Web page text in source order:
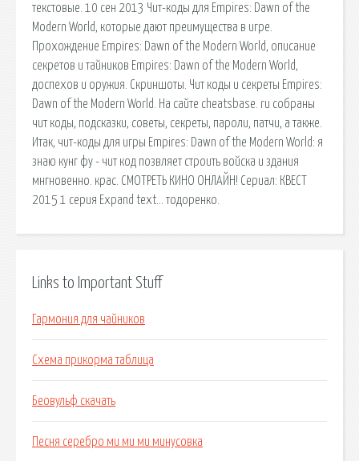
текстовые. 10 сен 2013 Чит-коды для Empires: Dawn of the
Modern World, которые дают преимущества в игре.
Прохождение Empires: Dawn of the Modern World, описание
секретов и тайников Empires: Dawn of the Modern World,
доспехов и оружия. Скриншоты. Чит коды и секреты Empires:
Dawn of the Modern World. На сайте cheatsbase. ru собраны
чит коды, подсказки, советы, секреты, пароли, патчи, а также.
Итак, чит-коды для игры Empires: Dawn of the Modern World: я
знаю кунг фу - чит код позвляет строить войска и здания
мнгновенно. крас. СМОТРЕТЬ КИНО ОНЛАЙН! Сериал: КВЕСТ
2015 1 серия Expand text… тодоренко.
Links to Important Stuff
Гармония для чайников
Схема прикорма таблица
Беовульф скачать
Песня серебро ми ми ми минусовка